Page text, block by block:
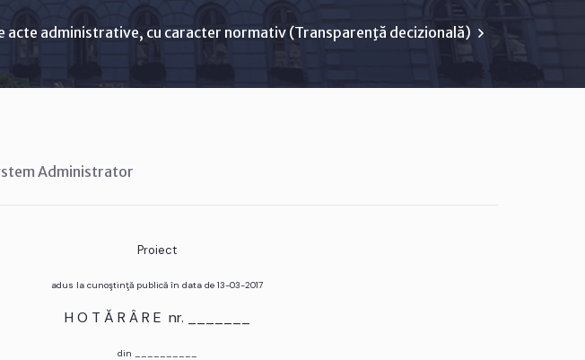
administrative, cu caracter normativ (Transparenţă decizională)
Administrator
Proiect
adus la cunoştinţă publică în data de 13-03-2017
H O T Ă R Â R E nr. _______
din __________